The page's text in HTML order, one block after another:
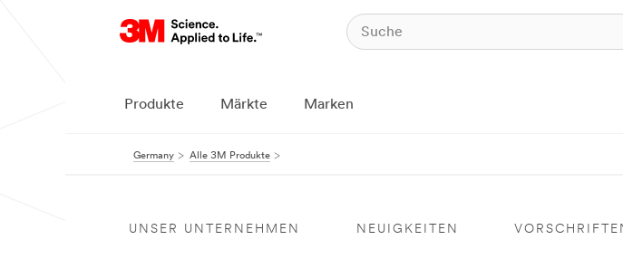
Produkte Märkte Marken
Germany Alle 3M Produkte
UNSER UNTERNEHMEN NEUIGKEITEN